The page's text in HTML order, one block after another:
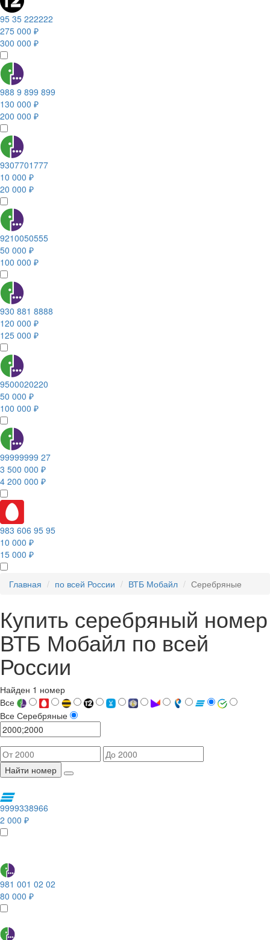
95 35 222222
275 000 ₽
300 000 ₽
988 9 899 899
130 000 ₽
200 000 ₽
9307701777
10 000 ₽
20 000 ₽
9210050555
50 000 ₽
100 000 ₽
930 881 8888
120 000 ₽
125 000 ₽
9500020220
50 000 ₽
100 000 ₽
99999999 27
3 500 000 ₽
4 200 000 ₽
983 606 95 95
10 000 ₽
15 000 ₽
Главная по всей России ВТБ Мобайл Серебряные
Купить серебряный номер
ВТБ Мобайл по всей
России
Найден 1 номер
Все
Все Серебряные
Найти номер
9999338966
2 000 ₽
981 001 02 02
80 000 ₽